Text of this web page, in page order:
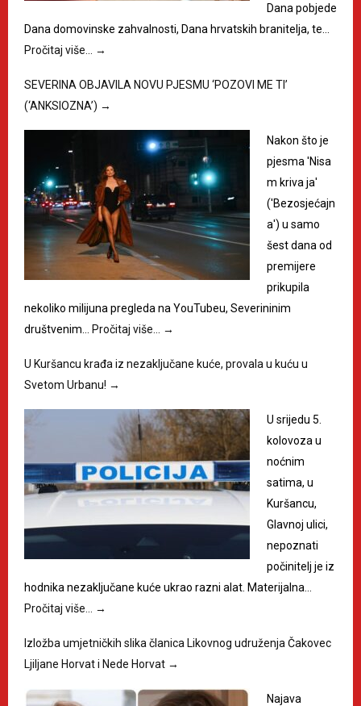
Dana pobjede
Dana domovinske zahvalnosti, Dana hrvatskih branitelja, te…
Pročitaj više…
→
SEVERINA OBJAVILA NOVU PJESMU ‘POZOVI ME TI’
(‘ANKSIOZNA’) →
Nakon što je
pjesma 'Nisa
m kriva ja'
('Bezosjećajn
a') u samo
šest dana od
premijere
prikupila
nekoliko milijuna pregleda na YouTubeu, Severininim
društvenim…
Pročitaj više… →
U Kuršancu krađa iz nezaključane kuće, provala u kuću u
Svetom Urbanu! →
U srijedu 5.
kolovoza u
noćnim
satima, u
Kuršancu,
Glavnoj ulici,
nepoznati
počinitelj je iz
hodnika nezaključane kuće ukrao razni alat. Materijalna…
Pročitaj više…
→
Izložba umjetničkih slika članica Likovnog udruženja Čakovec
Ljiljane Horvat i Nede Horvat →
Najava